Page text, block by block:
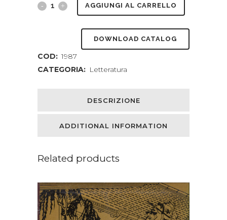
La AGGIUNGI AL CARRELLO
DOWNLOAD CATALOG
COD: 1987
CATEGORIA: Letteratura
DESCRIZIONE
ADDITIONAL INFORMATION
Related products